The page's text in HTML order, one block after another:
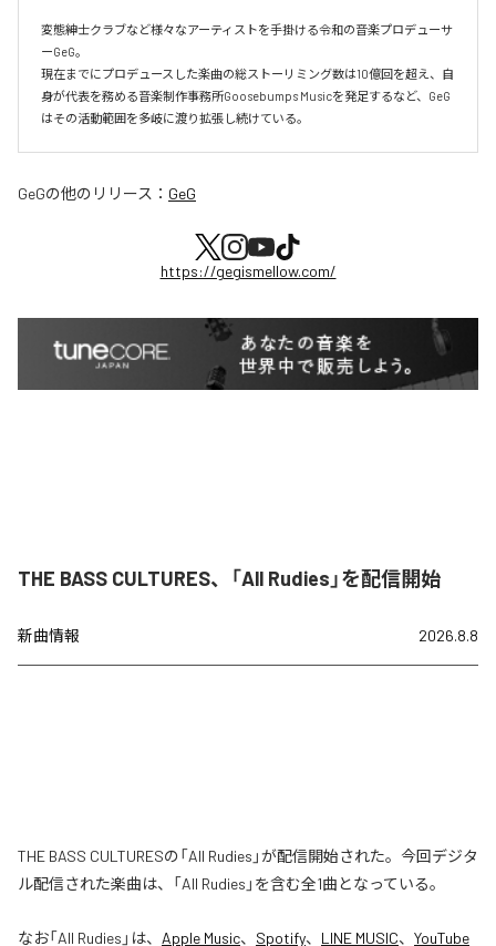
変態紳士クラブなど様々なアーティストを手掛ける令和の音楽プロデューサ
ーGeG。
現在までにプロデュースした楽曲の総ストーリミング数は10億回を超え、自
身が代表を務める音楽制作事務所Goosebumps Musicを発足するなど、GeG
はその活動範囲を多岐に渡り拡張し続けている。
GeGの他のリリース： GeG
https://gegismellow.com/
THE BASS CULTURES、「All Rudies」を配信開始
新曲情報 2026.8.8
THE BASS CULTURESの「All Rudies」が配信開始された。今回デジタ
ル配信された楽曲は、「All Rudies」を含む全1曲となっている。
なお「All Rudies 」は、 Apple Music、 Spotify、 LINE MUSIC、 YouTube